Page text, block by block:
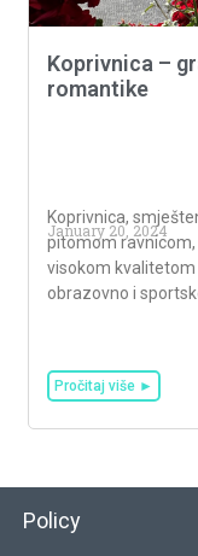
Koprivnica –
romantike
January 20, 2024
Koprivnica,
pitomom
visokom kvalitetom
obrazovno i
Pročitaj više ►
Policy